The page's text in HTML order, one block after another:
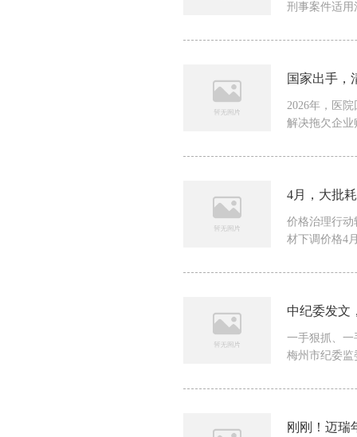
刑事案件适
国家出手，
2026年，医
解决拖欠企业
4月，大批
价格治理行动
材下调价格4
中纪委发文
一手狠抓、
梅州市纪委
刚刚！迈瑞